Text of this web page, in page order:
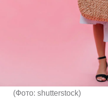
(Фото: shutterstock)